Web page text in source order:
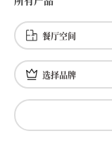
餐厅空间
选择品牌